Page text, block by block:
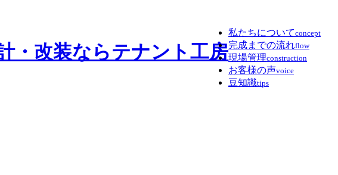
私たちについてconcept
完成までの流れflow
現場管理construction
お客様の声voice
豆知識tips